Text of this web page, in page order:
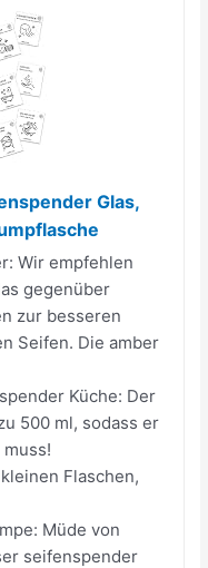
Glas,
Wir empfehlen
gegenüber
zur besseren
Seifen. Die amber
Küche: Der
500 ml, sodass er
Flaschen,
Müde von
seifenspender